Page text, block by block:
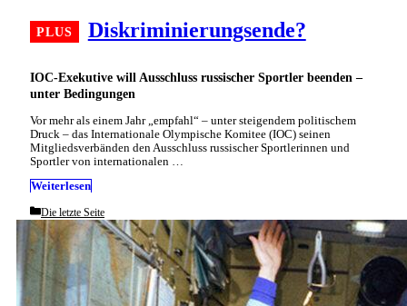
IOC-Exekutive will Ausschluss russischer Sportler beenden –
unter Bedingungen
Diskriminierungsende?
Vor mehr als einem Jahr „empfahl“ – unter steigendem politischem
Druck – das Internationale Olympische Komitee (IOC) seinen
Mitgliedsverbänden den Ausschluss russischer Sportlerinnen und
Sportler von internationalen …
Weiterlesen
Categories
Die letzte Seite